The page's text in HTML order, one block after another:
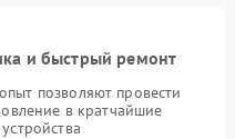
и быстрый ремонт
позволяют провести
в кратчайшие